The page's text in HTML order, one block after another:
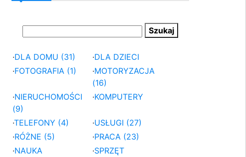
·DLA DOMU (31) ·DLA DZIECI
·FOTOGRAFIA (1) ·MOTORYZACJA
(16)
·NIERUCHOMOŚCI
(9)
·KOMPUTERY
·TELEFONY (4) ·USŁUGI (27)
·RÓŻNE (5) ·PRACA (23)
·NAUKA ·SPRZĘT